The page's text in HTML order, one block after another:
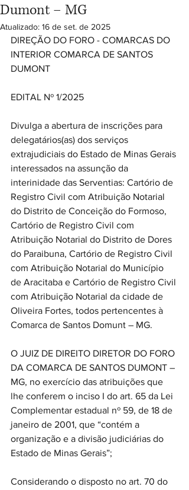
Dumont – MG
Atualizado: 16 de set. de 2025
DIREÇÃO DO FORO - COMARCAS DO
INTERIOR COMARCA DE SANTOS
DUMONT
EDITAL Nº 1/2025
Divulga a abertura de inscrições para
delegatários(as) dos serviços
extrajudiciais do Estado de Minas Gerais
interessados na assunção da
interinidade das Serventias: Cartório de
Registro Civil com Atribuição Notarial
do Distrito de Conceição do Formoso,
Cartório de Registro Civil com
Atribuição Notarial do Distrito de Dores
do Paraibuna, Cartório de Registro Civil
com Atribuição Notarial do Município
de Aracitaba e Cartório de Registro Civil
com Atribuição Notarial da cidade de
Oliveira Fortes, todos pertencentes à
Comarca de Santos Domunt – MG.
O JUIZ DE DIREITO DIRETOR DO FORO
DA COMARCA DE SANTOS DUMONT –
MG, no exercício das atribuições que
lhe conferem o inciso I do art. 65 da Lei
Complementar estadual nº 59, de 18 de
janeiro de 2001, que “contém a
organização e a divisão judiciárias do
Estado de Minas Gerais”;
Considerando o disposto no art. 70 do